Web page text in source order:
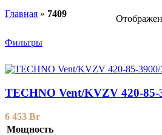
Главная » 7409
Фильтры
TECHNO Vent/KVZV 420-85-
6 453 Br
Мощность